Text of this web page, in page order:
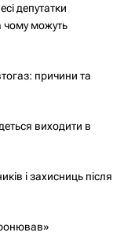
депутатки
чому можуть
причини та
виходити в
і захисниць після